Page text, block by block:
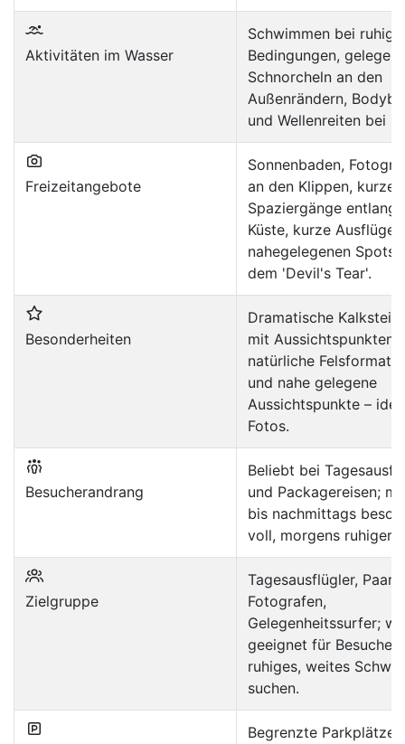
Aktivitäten im Wasser
Schwimmen bei
Bedingungen,
Schnorcheln an den
Außenrändern,
und Wellenreiten bei
Freizeitangebote
Sonnenbaden,
an den Klippen, kurze
Spaziergänge entlang
Küste, kurze Ausflüge
nahegelegenen Spots
dem 'Devil's Tear'.
Besonderheiten
Dramatische
mit Aussichtspunkten,
natürliche
und nahe gelegene
Aussichtspunkte –
Fotos.
Besucherandrang
Beliebt bei
und Packagereisen;
bis nachmittags
voll, morgens ruhiger.
Zielgruppe
Tagesausflügler, Paare,
Fotografen,
Gelegenheitssurfer;
geeignet für Besucher,
ruhiges, weites
suchen.
Begrenzte Parkplätze